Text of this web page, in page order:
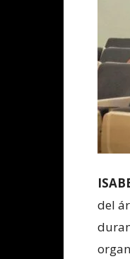
del